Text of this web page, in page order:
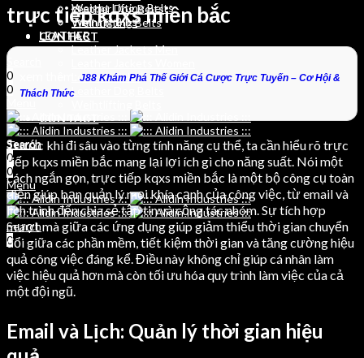
Leather Dog Belts
Weihtlifting Belts
CONTACT
Search
0
0
Search
0
Weight Lifting Belts
Training Bibs
LEATHER
Leather Jackets Men
Leather Belts
Leather Dog Belts
CONTACT
Search
0
0
Menu
Search
0
trực tiếp kqxs miền bắc
J88 Khám Phá Thế Giới Cá Cược Trực Tuyến – Cơ Hội &
Thách Thức
Trước khi đi sâu vào từng tính năng cụ thể, ta cần hiểu rõ trực
tiếp kqxs miền bắc mang lại lợi ích gì cho năng suất. Nói một
cách ngắn gọn, trực tiếp kqxs miền bắc là một bộ công cụ toàn
diện giúp bạn quản lý mọi khía cạnh của công việc, từ email và
lịch trình đến chia sẻ tập tin và cộng tác nhóm. Sự tích hợp
mượt mà giữa các ứng dụng giúp giảm thiểu thời gian chuyển
đổi giữa các phần mềm, tiết kiệm thời gian và tăng cường hiệu
quả công việc đáng kể. Điều này không chỉ giúp cá nhân làm
việc hiệu quả hơn mà còn tối ưu hóa quy trình làm việc của cả
một đội ngũ.
Email và Lịch: Quản lý thời gian hiệu